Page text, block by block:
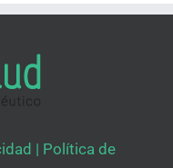
| Política de